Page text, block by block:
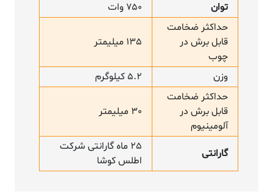
توان
750 وات
حداکثر ضخامت
قابل برش در
چوب
135 میلیمتر
وزن
5.2 کیلوگرم
حداکثر ضخامت
قابل برش در
آلومینیوم
30 میلیمتر
گارانتی
25 ماه گارانتی شرکت
اطلس کوشا